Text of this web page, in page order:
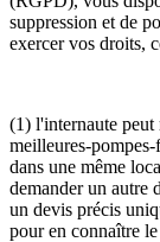
suppression et de
exercer vos droits,
(1) l'internaute
meilleures-
dans une même
demander un autre
un devis précis
pour en connaître